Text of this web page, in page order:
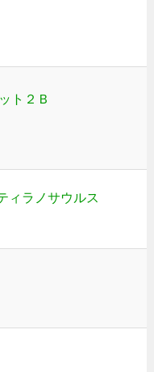
ト２Ｂ
ィラノサウルス